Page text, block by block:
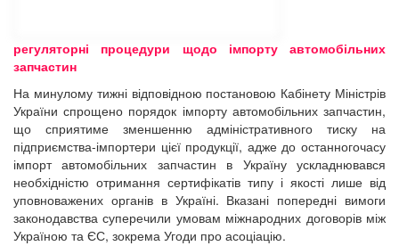
регуляторні процедури щодо імпорту автомобільних
запчастин
На минулому тижні відповідною постановою Кабінету Міністрів
України спрощено порядок імпорту автомобільних запчастин,
що сприятиме зменшенню адміністративного тиску на
підприємства-імпортери цієї продукції, адже до останногочасу
імпорт автомобільних запчастин в Україну ускладнювався
необхідністю отримання сертифікатів типу і якості лише від
уповноважених органів в Україні. Вказані попередні вимоги
законодавства суперечили умовам міжнародних договорів між
Україною та ЄС, зокрема Угоди про асоціацію.